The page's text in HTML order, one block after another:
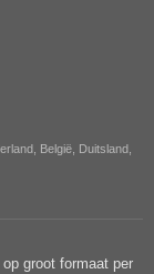
België, Duitsland,
groot formaat per